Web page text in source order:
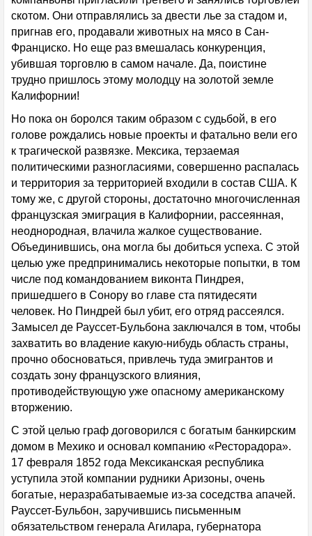
скотом. Они отправлялись за двести лье за стадом и,
пригнав его, продавали животных на мясо в Сан-
Франциско. Но еще раз вмешалась конкуренция,
убившая торговлю в самом начале. Да, поистине
трудно пришлось этому молодцу на золотой земле
Калифорнии!
Но пока он боролся таким образом с судьбой, в его
голове рождались новые проекты и фатально вели его
к трагической развязке. Мексика, терзаемая
политическими разногласиями, совершенно распалась
и территория за территорией входили в состав США. К
тому же, с другой стороны, достаточно многочисленная
французская эмиграция в Калифорнии, рассеянная,
неоднородная, влачила жалкое существование.
Объединившись, она могла бы добиться успеха. С этой
целью уже предпринимались некоторые попытки, в том
числе под командованием виконта Пиндрея,
пришедшего в Сонору во главе ста пятидесяти
человек. Но Пиндрей был убит, его отряд рассеялся.
Замысел де Рауссет-Бульбона заключался в том, чтобы
захватить во владение какую-нибудь область страны,
прочно обосноваться, привлечь туда эмигрантов и
создать зону французского влияния,
противодействующую уже опасному американскому
вторжению.
С этой целью граф договорился с богатым банкирским
домом в Мехико и основал компанию «Ресторадора».
17 февраля 1852 года Мексиканская республика
уступила этой компании рудники Аризоны, очень
богатые, неразрабатываемые из-за соседства апачей.
Рауссет-Бульбон, заручившись письменным
обязательством генерала Агилара, губернатора